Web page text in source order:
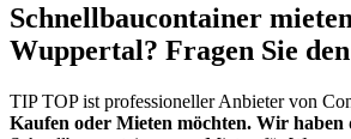
Schnellbaucontainer
Wuppertal? Fragen Sie
TIP TOP ist professioneller Anbieter von
Kaufen oder Mieten möchten. Wir haben